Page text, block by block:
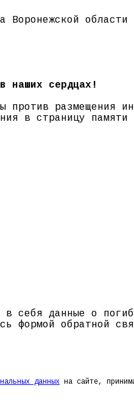
Воронежской области
наших сердцах!
против размещения
в страницу
себя данные о
формой обратной
данных на сайте,